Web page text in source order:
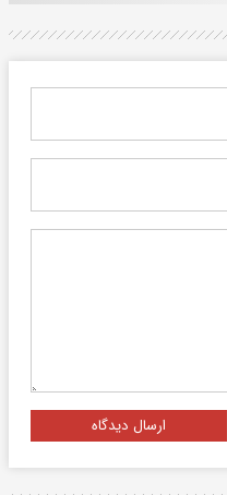
ارسال دیدگاه